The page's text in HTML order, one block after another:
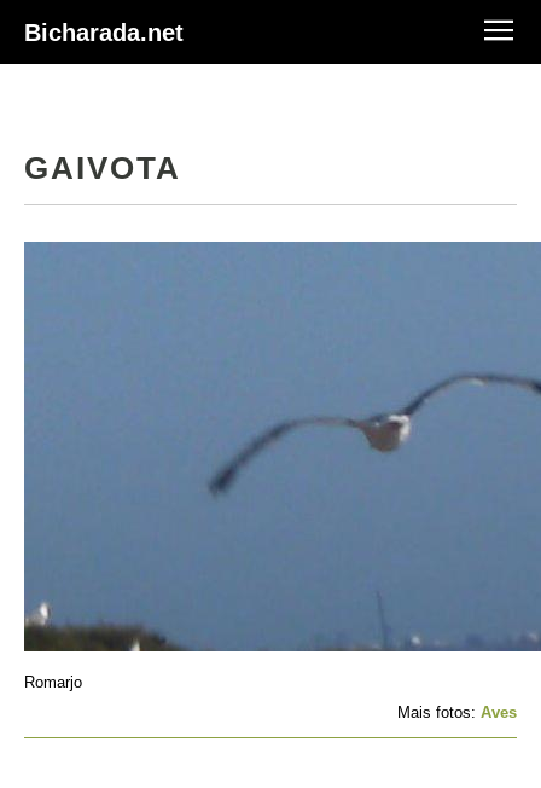
Bicharada.net
GAIVOTA
Romarjo
Mais fotos: Aves